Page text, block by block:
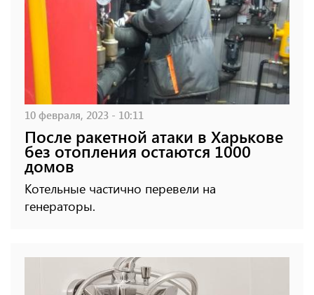
10 февраля, 2023 - 10:11
После ракетной атаки в Харькове
без отопления остаются 1000
домов
Котельные частично перевели на
генераторы.